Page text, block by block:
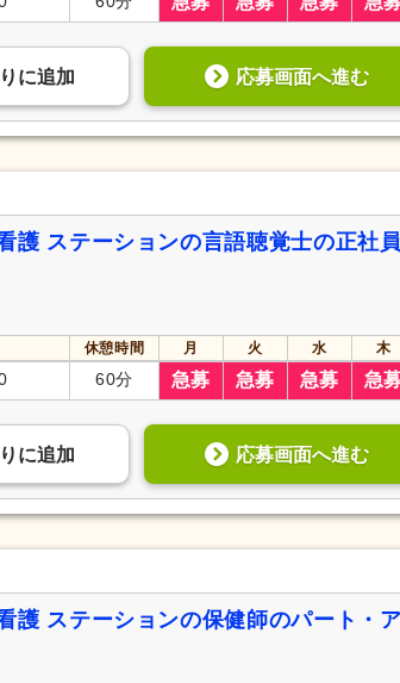
に追加 応募画面へ進む
護 ステーションの言語聴覚士の正社
休憩時間 月 火 水 木
60分 急募 急募 急募 急
に追加 応募画面へ進む
護 ステーションの保健師のパート・